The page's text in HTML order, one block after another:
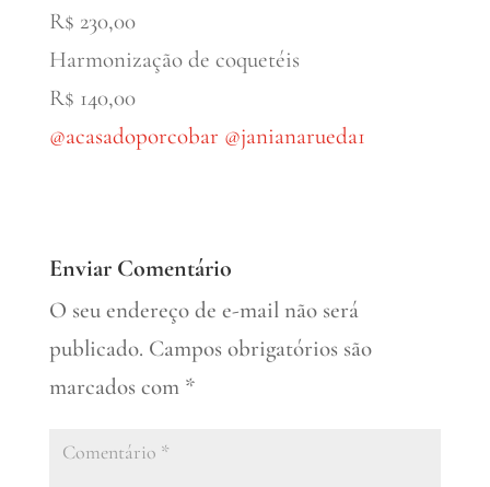
R$ 230,00
Harmonização de coquetéis
R$ 140,00
@acasadoporcobar @janianarueda1
Enviar Comentário
O seu endereço de e-mail não será
publicado. Campos obrigatórios são
marcados com *